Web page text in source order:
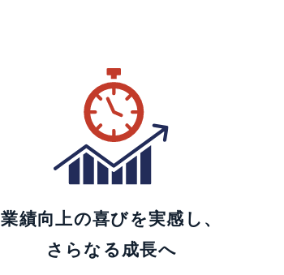
業績向上の喜びを実感し、
さらなる成長へ